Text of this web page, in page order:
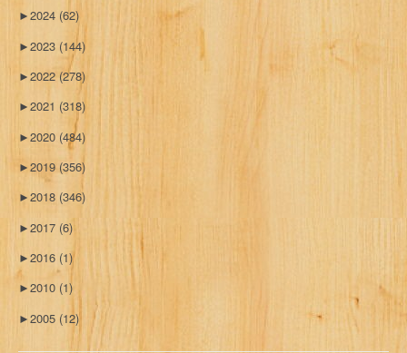
►2024 (62)
►2023 (144)
►2022 (278)
►2021 (318)
►2020 (484)
►2019 (356)
►2018 (346)
►2017 (6)
►2016 (1)
►2010 (1)
►2005 (12)